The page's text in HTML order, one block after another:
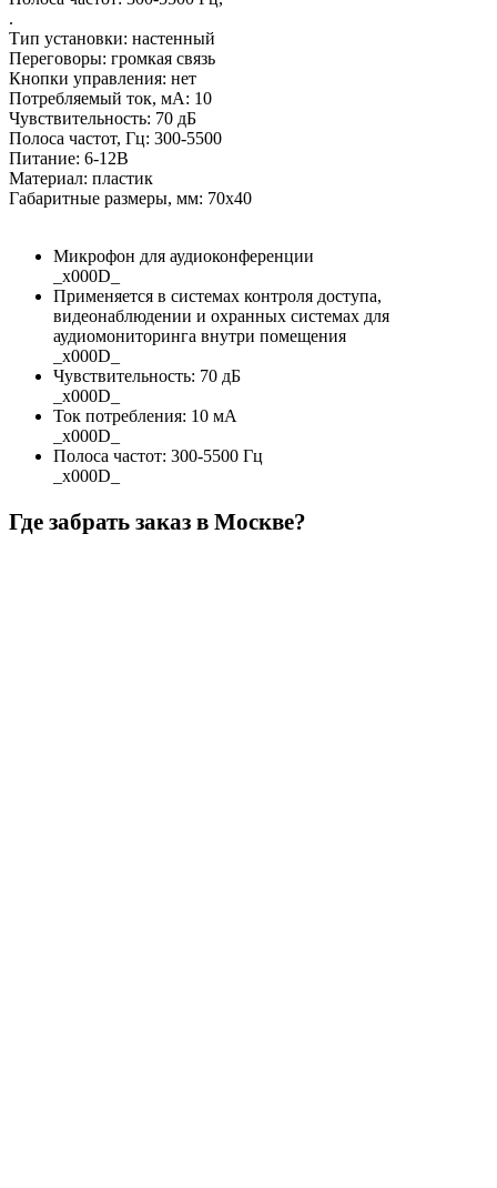
.
Тип установки: настенный
Переговоры: громкая связь
Кнопки управления: нет
Потребляемый ток, мА: 10
Чувствительность: 70 дБ
Полоса частот, Гц: 300-5500
Питание: 6-12В
Материал: пластик
Габаритные размеры, мм: 70х40
Микрофон для аудиоконференции
_x000D_
Применяется в системах контроля доступа,
видеонаблюдении и охранных системах для
аудиомониторинга внутри помещения
_x000D_
Чувствительность: 70 дБ
_x000D_
Ток потребления: 10 мА
_x000D_
Полоса частот: 300-5500 Гц
_x000D_
Где забрать заказ в Москве?